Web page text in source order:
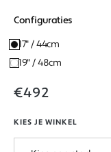
Configuraties
17" / 44cm
19" / 48cm
€492
KIES JE WINKEL